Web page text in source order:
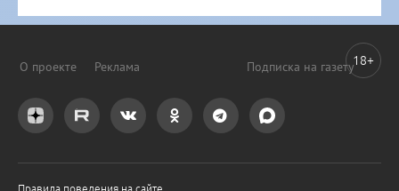
О проекте Реклама Подписка на газету18+